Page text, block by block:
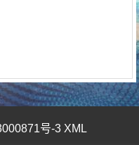
号-3 XML